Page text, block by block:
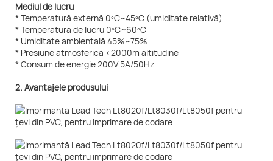
Mediul de lucru
* Temperatură externă 0ºC~45ºC (umiditate relativă)
* Temperatura de lucru 0ºC~60ºC
* Umiditate ambientală 45%~75%
* Presiune atmosferică <2000m altitudine
* Consum de energie 200V 5A/50Hz
2. Avantajele produsului